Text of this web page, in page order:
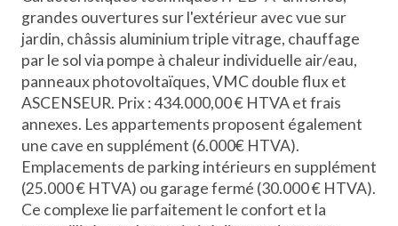
grandes ouvertures sur l'extérieur avec vue sur
jardin, châssis aluminium triple vitrage, chauffage
par le sol via pompe à chaleur individuelle air/eau,
panneaux photovoltaïques, VMC double flux et
ASCENSEUR. Prix : 434.000,00 € HTVA et frais
annexes. Les appartements proposent également
une cave en supplément (6.000€ HTVA).
Emplacements de parking intérieurs en supplément
(25.000 € HTVA) ou garage fermé (30.000 € HTVA).
Ce complexe lie parfaitement le confort et la